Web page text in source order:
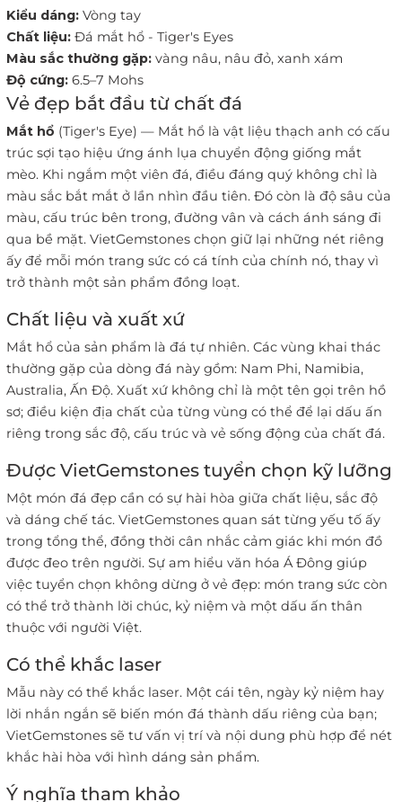
Kiểu dáng: Vòng tay
Chất liệu: Đá mắt hổ - Tiger's Eyes
Màu sắc thường gặp: vàng nâu, nâu đỏ, xanh xám
Độ cứng: 6.5–7 Mohs
Vẻ đẹp bắt đầu từ chất đá
Mắt hổ (Tiger's Eye) — Mắt hổ là vật liệu thạch anh có cấu
trúc sợi tạo hiệu ứng ánh lụa chuyển động giống mắt
mèo. Khi ngắm một viên đá, điều đáng quý không chỉ là
màu sắc bắt mắt ở lần nhìn đầu tiên. Đó còn là độ sâu của
màu, cấu trúc bên trong, đường vân và cách ánh sáng đi
qua bề mặt. VietGemstones chọn giữ lại những nét riêng
ấy để mỗi món trang sức có cá tính của chính nó, thay vì
trở thành một sản phẩm đồng loạt.
Chất liệu và xuất xứ
Mắt hổ của sản phẩm là đá tự nhiên. Các vùng khai thác
thường gặp của dòng đá này gồm: Nam Phi, Namibia,
Australia, Ấn Độ. Xuất xứ không chỉ là một tên gọi trên hồ
sơ; điều kiện địa chất của từng vùng có thể để lại dấu ấn
riêng trong sắc độ, cấu trúc và vẻ sống động của chất đá.
Được VietGemstones tuyển chọn kỹ lưỡng
Một món đá đẹp cần có sự hài hòa giữa chất liệu, sắc độ
và dáng chế tác. VietGemstones quan sát từng yếu tố ấy
trong tổng thể, đồng thời cân nhắc cảm giác khi món đồ
được đeo trên người. Sự am hiểu văn hóa Á Đông giúp
việc tuyển chọn không dừng ở vẻ đẹp: món trang sức còn
có thể trở thành lời chúc, kỷ niệm và một dấu ấn thân
thuộc với người Việt.
Có thể khắc laser
Mẫu này có thể khắc laser. Một cái tên, ngày kỷ niệm hay
lời nhắn ngắn sẽ biến món đá thành dấu riêng của bạn;
VietGemstones sẽ tư vấn vị trí và nội dung phù hợp để nét
khắc hài hòa với hình dáng sản phẩm.
Ý nghĩa tham khảo